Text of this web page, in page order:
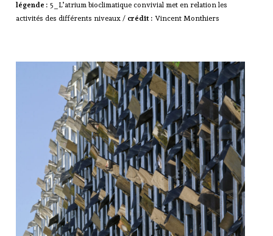
légende : 5_L’atrium bioclimatique convivial met en relation les
activités des différents niveaux / crédit : Vincent Monthiers